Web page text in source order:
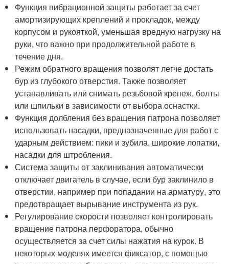
Функция вибрационной защиты работает за счет
амортизирующих креплений и прокладок, между
корпусом и рукояткой, уменьшая вредную нагрузку на
руки, что важно при продолжительной работе в
течение дня.
Режим обратного вращения позволят легче достать
бур из глубокого отверстия. Также позволяет
устанавливать или снимать резьбовой крепеж, болты
или шпильки в зависимости от выбора оснастки.
Функция долбления без вращения патрона позволяет
использовать насадки, предназначенные для работ с
ударным действием: пики и зубила, широкие лопатки,
насадки для штробления.
Система защиты от заклинивания автоматически
отключает двигатель в случае, если бур заклинило в
отверстии, например при попадании на арматуру, это
предотвращает вырывание инструмента из рук.
Регулирование скорости позволяет контролировать
вращение патрона перфоратора, обычно
осуществляется за счет силы нажатия на курок. В
некоторых моделях имеется фиксатор, с помощью